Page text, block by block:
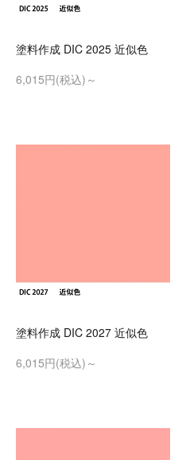
塗料作成 DIC 2025 近似色
6,015円(税込)～
塗料作成 DIC 2027 近似色
6,015円(税込)～